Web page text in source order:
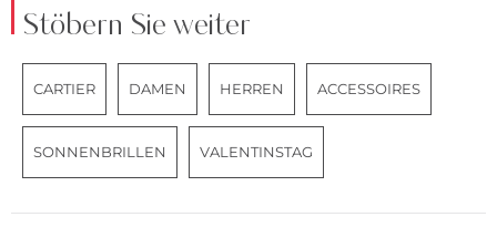
Stöbern Sie weiter
CARTIER DAMEN HERREN ACCESSOIRES
SONNENBRILLEN VALENTINSTAG